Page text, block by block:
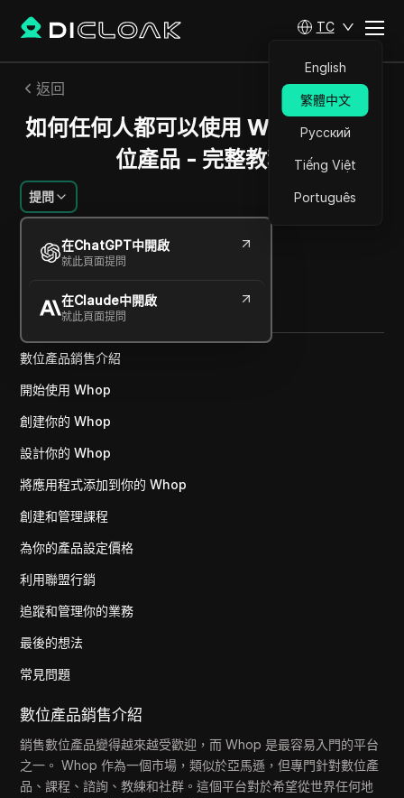
TC
English
繁體中文
Русский
Tiếng Việt
Português
返回
如何任何人都可以使用 Whop 銷售數
位產品 - 完整教程
提問
在ChatGPT中開啟
就此頁面提問
在Claude中開啟
就此頁面提問
傑西卡沃德爾
2024年12月 1 分鐘 閱讀
Copy Link
數位產品銷售介紹
開始使用 Whop
創建你的 Whop
設計你的 Whop
將應用程式添加到你的 Whop
創建和管理課程
為你的產品設定價格
利用聯盟行銷
追蹤和管理你的業務
最後的想法
常見問題
數位產品銷售介紹
銷售數位產品變得越來越受歡迎，而 Whop 是最容易入門的平台
之一。 Whop 作為一個市場，類似於亞馬遜，但專門針對數位產
品、課程、諮詢、教練和社群。這個平台對於希望從世界任何地